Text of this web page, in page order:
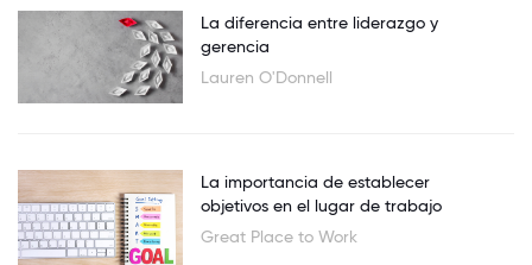
La diferencia entre liderazgo y
gerencia
Lauren O'Donnell
La importancia de establecer
objetivos en el lugar de trabajo
Great Place to Work